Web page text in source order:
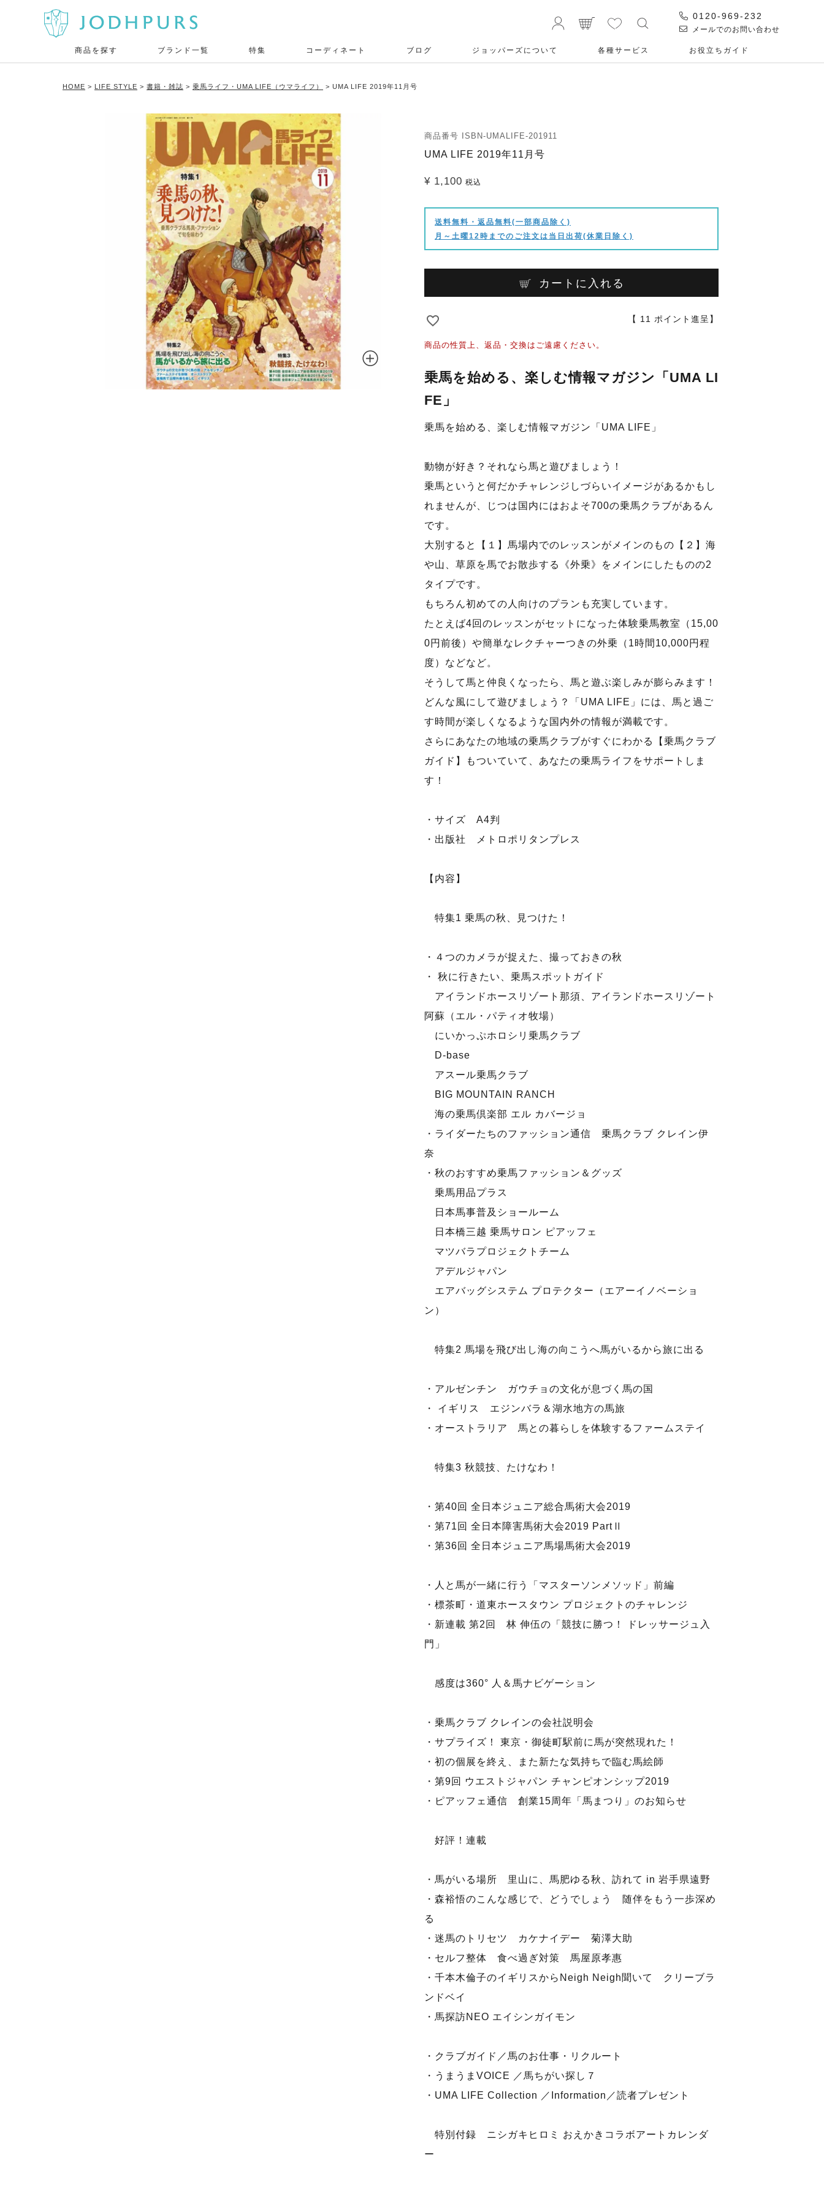
0120-969-232
メールでのお問い合わせ
商品を探す ブランド一覧 特集 コーディネート ブログ ジョッパーズについて 各種サービス お役⽴ちガイド
HOME LIFE STYLE 書籍・雑誌 乗馬ライフ・UMA LIFE（ウマライフ） UMA LIFE 2019年11月号
商品番号 ISBN-UMALIFE-201911
UMA LIFE 2019年11月号
¥ 1,100 税込
送料無料・返品無料(一部商品除く)
月～土曜12時までのご注文は当日出荷(休業日除く)
カートに入れる
【 11 ポイント進呈】
商品の性質上、返品・交換はご遠慮ください。
乗馬を始める、楽しむ情報マガジン「UMA LI
FE」
乗馬を始める、楽しむ情報マガジン「UMA LIFE」
動物が好き？それなら馬と遊びましょう！
乗馬というと何だかチャレンジしづらいイメージがあるかもし
れませんが、じつは国内にはおよそ700の乗馬クラブがあるん
です。
大別すると【１】馬場内でのレッスンがメインのもの【２】海
や山、草原を馬でお散歩する《外乗》をメインにしたものの2
タイプです。
もちろん初めての人向けのプランも充実しています。
たとえば4回のレッスンがセットになった体験乗馬教室（15,00
0円前後）や簡単なレクチャーつきの外乗（1時間10,000円程
度）などなど。
そうして馬と仲良くなったら、馬と遊ぶ楽しみが膨らみます！
どんな風にして遊びましょう？「UMA LIFE」には、馬と過ご
す時間が楽しくなるような国内外の情報が満載です。
さらにあなたの地域の乗馬クラブがすぐにわかる【乗馬クラブ
ガイド】もついていて、あなたの乗馬ライフをサポートしま
す！
・サイズ A4判
・出版社 メトロポリタンプレス
【内容】
特集1 乗馬の秋、見つけた！
・４つのカメラが捉えた、撮っておきの秋
・ 秋に行きたい、乗馬スポットガイド
アイランドホースリゾート那須、アイランドホースリゾート
阿蘇（エル・パティオ牧場）
にいかっぷホロシリ乗馬クラブ
D-base
アスール乗馬クラブ
BIG MOUNTAIN RANCH
海の乗馬倶楽部 エル カバージョ
・ライダーたちのファッション通信 乗馬クラブ クレイン伊
奈
・秋のおすすめ乗馬ファッション＆グッズ
乗馬用品プラス
日本馬事普及ショールーム
日本橋三越 乗馬サロン ピアッフェ
マツバラプロジェクトチーム
アデルジャパン
エアバッグシステム プロテクター（エアーイノベーショ
ン）
特集2 馬場を飛び出し海の向こうへ馬がいるから旅に出る
・アルゼンチン ガウチョの文化が息づく馬の国
・ イギリス エジンバラ＆湖水地方の馬旅
・オーストラリア 馬との暮らしを体験するファームステイ
特集3 秋競技、たけなわ！
・第40回 全日本ジュニア総合馬術大会2019
・第71回 全日本障害馬術大会2019 PartⅡ
・第36回 全日本ジュニア馬場馬術大会2019
・人と馬が一緒に行う「マスターソンメソッド」前編
・標茶町・道東ホースタウン プロジェクトのチャレンジ
・新連載 第2回 林 伸伍の「競技に勝つ！ ドレッサージュ入
門」
感度は360° 人＆馬ナビゲーション
・乗馬クラブ クレインの会社説明会
・サプライズ！ 東京・御徒町駅前に馬が突然現れた！
・初の個展を終え、また新たな気持ちで臨む馬絵師
・第9回 ウエストジャパン チャンピオンシップ2019
・ピアッフェ通信 創業15周年「馬まつり」のお知らせ
好評！連載
・馬がいる場所 里山に、馬肥ゆる秋、訪れて in 岩手県遠野
・森裕悟のこんな感じで、どうでしょう 随伴をもう一歩深め
る
・迷馬のトリセツ カケナイデー 菊澤大助
・セルフ整体 食べ過ぎ対策 馬屋原孝惠
・千本木倫子のイギリスからNeigh Neigh聞いて クリーブラ
ンドベイ
・馬探訪NEO エイシンガイモン
・クラブガイド／馬のお仕事・リクルート
・うまうまVOICE ／馬ちがい探し７
・UMA LIFE Collection ／Information／読者プレゼント
特別付録 ニシガキヒロミ おえかきコラボアートカレンダ
ー